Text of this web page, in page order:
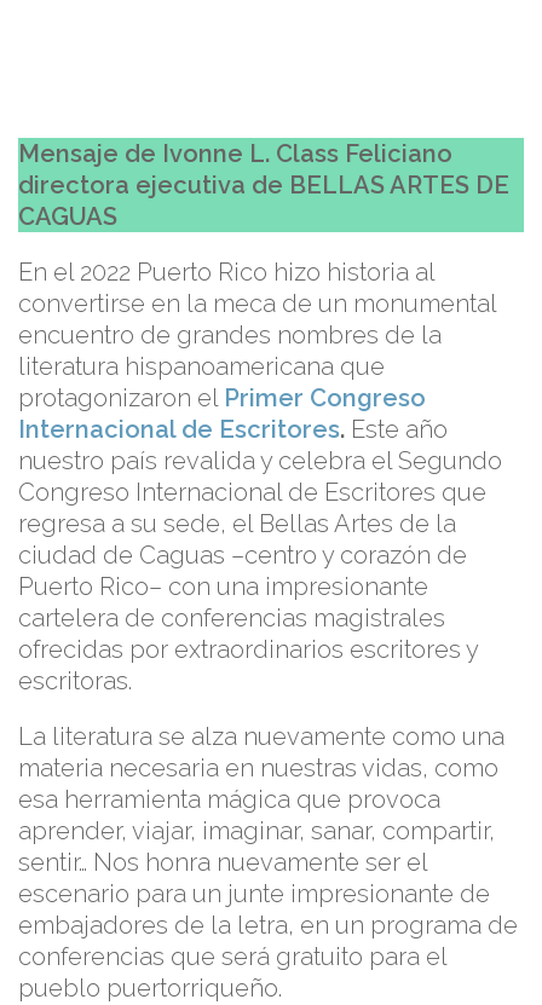
Mensaje de Ivonne L. Class Feliciano
directora ejecutiva de BELLASARTES DE
CAGUAS
En el 2022 Puerto Rico hizo historia al
convertirse en la meca de un monumental
encuentro de grandes nombres de la
literatura hispanoamericana que
protagonizaron el Primer Congreso
Internacional de Escritores. Este año
nuestro país revalida y celebra el Segundo
Congreso Internacional de Escritores que
regresa a su sede, el Bellas Artes de la
ciudad de Caguas –centro y corazón de
Puerto Rico– con una impresionante
cartelera de conferencias magistrales
ofrecidas por extraordinarios escritores y
escritoras.
La literatura se alza nuevamente como una
materia necesaria en nuestras vidas, como
esa herramienta mágica que provoca
aprender, viajar, imaginar, sanar, compartir,
sentir… Nos honra nuevamente ser el
escenario para un junte impresionante de
embajadores de la letra, en un programa de
conferencias que será gratuito para el
pueblo puertorriqueño.